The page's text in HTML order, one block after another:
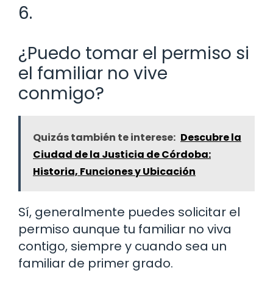
6.
¿Puedo tomar el permiso si
el familiar no vive
conmigo?
Quizás también te interese: Descubre la
Ciudad de la Justicia de Córdoba:
Historia, Funciones y Ubicación
Sí, generalmente puedes solicitar el
permiso aunque tu familiar no viva
contigo, siempre y cuando sea un
familiar de primer grado.